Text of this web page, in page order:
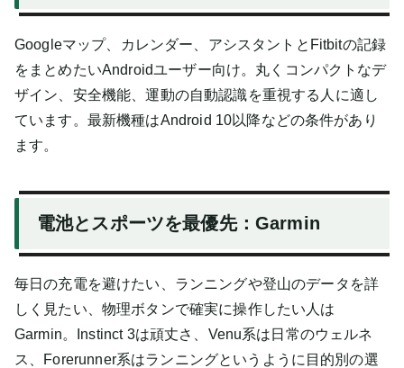
Googleマップ、カレンダー、アシスタントとFitbitの記録
をまとめたいAndroidユーザー向け。丸くコンパクトなデ
ザイン、安全機能、運動の自動認識を重視する人に適し
ています。最新機種はAndroid 10以降などの条件があり
ます。
電池とスポーツを最優先：Garmin
毎日の充電を避けたい、ランニングや登山のデータを詳
しく見たい、物理ボタンで確実に操作したい人は
Garmin。Instinct 3は頑丈さ、Venu系は日常のウェルネ
ス、Forerunner系はランニングというように目的別の選